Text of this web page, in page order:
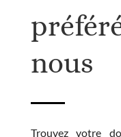
nous
Trouvez votre